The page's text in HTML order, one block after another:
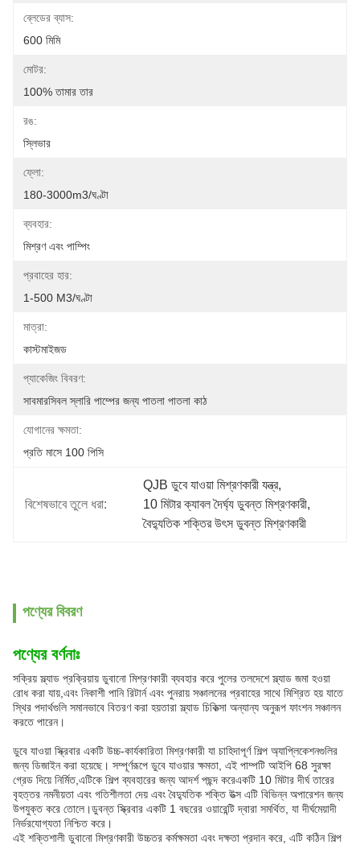
ব্লেডের ব্যাস:
600 মিমি
মোটর:
100% তামার তার
রঙ:
স্লিভার
ফ্লো:
180-3000m3/ঘণ্টা
ব্যবহার:
মিশ্রণ এবং পাম্পিং
প্রবাহের হার:
1-500 M3/ঘণ্টা
মাত্রা:
কাস্টমাইজড
প্যাকেজিং বিবরণ:
সাবমারসিবল স্লারি পাম্পের জন্য পাতলা পাতলা কাঠ
যোগানের ক্ষমতা:
প্রতি মাসে 100 পিসি
বিশেষভাবে তুলে ধরা:
QJB ডুবে যাওয়া মিশ্রণকারী যন্ত্র,
10 মিটার ক্যাবল দৈর্ঘ্য ডুবন্ত মিশ্রণকারী,
বৈদ্যুতিক শক্তির উৎস ডুবন্ত মিশ্রণকারী
পণ্যের বিবরণ
পণ্যের বর্ণনাঃ
সক্রিয় স্ল্যাড প্রক্রিয়ায় ডুবানো মিশ্রণকারী ব্যবহার করে পুলের তলদেশে স্ল্যাড জমা হওয়া
রোধ করা যায়,এবং নিকাশী পানি রিটার্ন এবং পুনরায় সঞ্চালনের প্রবাহের সাথে মিশ্রিত হয় যাতে
স্থির পদার্থগুলি সমানভাবে বিতরণ করা হয়তারা স্ল্যাড চিকিত্সা অন্যান্য অনুরূপ ফাংশন সঞ্চালন
করতে পারেন।
ডুবে যাওয়া স্ক্রিবার একটি উচ্চ-কার্যকারিতা মিশ্রণকারী যা চাহিদাপূর্ণ শিল্প অ্যাপ্লিকেশনগুলির
জন্য ডিজাইন করা হয়েছে। সম্পূর্ণরূপে ডুবে যাওয়ার ক্ষমতা, এই পাম্পটি আইপি 68 সুরক্ষা
গ্রেড দিয়ে নির্মিত,এটিকে শিল্প ব্যবহারের জন্য আদর্শ পছন্দ করেএকটি 10 মিটার দীর্ঘ তারের
বৃহত্তর নমনীয়তা এবং গতিশীলতা দেয় এবং বৈদ্যুতিক শক্তি উত্স এটি বিভিন্ন অপারেশন জন্য
উপযুক্ত করে তোলে।ডুবন্ত স্ক্রিবার একটি 1 বছরের ওয়ারেন্টি দ্বারা সমর্থিত, যা দীর্ঘমেয়াদী
নির্ভরযোগ্যতা নিশ্চিত করে।
এই শক্তিশালী ডুবানো মিশ্রণকারী উচ্চতর কর্মক্ষমতা এবং দক্ষতা প্রদান করে, এটি কঠিন শিল্প